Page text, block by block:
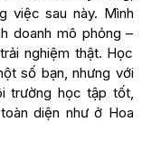
việc sau này. Mình
doanh mô phỏng –
nghiệm thật. Học
số bạn, nhưng với
trường học tập tốt,
diện như ở Hoa